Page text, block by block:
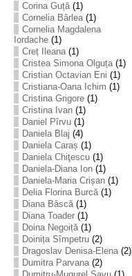
Corina Guță(1)
Cornelia Bârlea(1)
Cornelia Magdalena
Iordache(1)
Creț Ileana(1)
Cristea Simona Olguța(1)
Cristian Octavian Eni (1)
Cristiana-Oana Ichim (1)
Cristina Grigore(1)
Cristina Ivan(1)
Daniel Pîrvu(1)
Daniela Blaj (4)
Daniela Caraș (1)
Daniela Chiţescu(1)
Daniela-Diana Ion(1)
Daniela-Maria Crișan(1)
Delia Florina Burcă(1)
Diana Bâscă(1)
Diana Toader(1)
Doina Negoiță(1)
Doinița Sîmpetru(2)
Dragoslav Denisa-Elena(2)
Dumitra Parvana(2)